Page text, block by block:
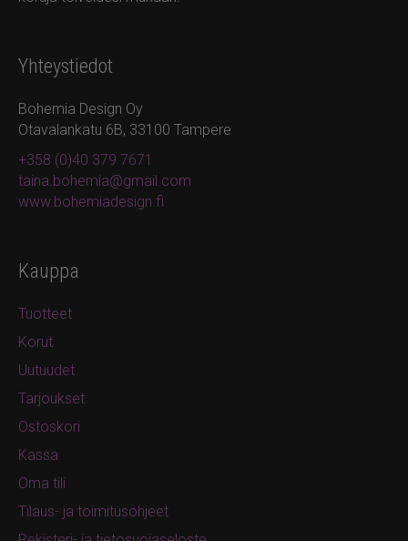
Yhteystiedot
Bohemia Design Oy
Otavalankatu 6B, 33100 Tampere
+358 (0)40 379 7671
taina.bohemia@gmail.com
www.bohemiadesign.fi
Kauppa
Tuotteet
Korut
Uutuudet
Tarjoukset
Ostoskori
Kassa
Oma tili
Tilaus- ja toimitusohjeet